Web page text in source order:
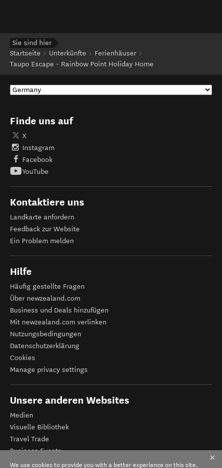
Sie sind hier
Startseite
Unterkünfte
Ferienhäuser
Taupo Escape - Rainbow Point Holiday Home
Finde uns auf
X
Instagram
Facebook
YouTube
Kontaktiere uns
Landkarte anfordern
Feedback zur Website
Ein Problem melden
Hilfe
Häufig gestellte Fragen
Über newzealand.com
Business und Deals hinzufügen
Mit newzealand.com verlinken
Nutzungsbedingungen
Datenschutzerklärung
Cookies
Manage privacy settings
Unsere anderen Websites
Medien
Visuelle Bibliothek
Travel Trade
Business Events
Tourismus Neuseeland
We use cookies to provide you with a better experience on this site.